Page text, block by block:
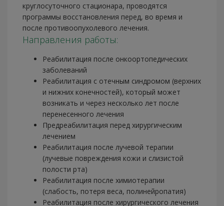
круглосуточного стационара, проводятся
программы восстановления перед, во время и
после противоопухолевого лечения.
Направления работы:
Реабилитация после онкоортопедических
заболеваний
Реабилитация с отечным синдромом (верхних
и нижних конечностей), который может
возникать и через несколько лет после
перенесенного лечения
Предреабилитация перед хирургическим
лечением
Реабилитация после лучевой терапии
(лучевые повреждения кожи и слизистой
полости рта)
Реабилитация после химиотерапии
(слабость, потеря веса, полинейропатия)
Реабилитация после хирургического лечения